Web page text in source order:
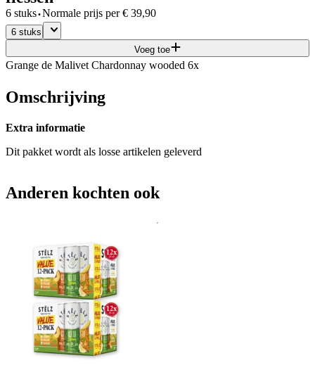
6 stuks·Normale prijs per € 39,90
6 stuks
Voeg toe
Grange de Malivet Chardonnay wooded 6x
Omschrijving
Extra informatie
Dit pakket wordt als losse artikelen geleverd
Anderen kochten ook